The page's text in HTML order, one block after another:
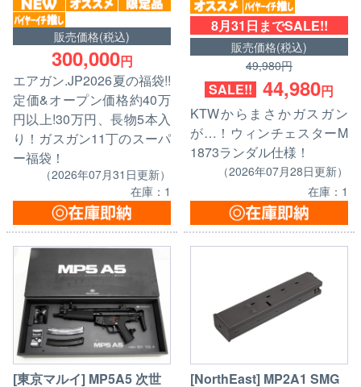
販売価格(税込)
300,000円
エアガン.JP2026夏の福袋!!
定価&オープン価格約40万
円以上!30万円、長物5本入
り！ガスガン11丁のスーパ
ー福袋！
（2026年07月31日更新）
在庫：1
8月31日までSALE!!
販売価格(税込)
49,980円
SALE!! 44,980円
KTWからまさかガスガン
が…！ウィンチェスターM
1873ランダル仕様！
（2026年07月28日更新）
在庫：1
[東京マルイ] MP5A5 次世
[NorthEast] MP2A1 SMG